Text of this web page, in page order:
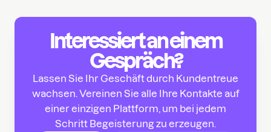
Interessiert an einem
Gespräch?
Lassen Sie Ihr Geschäft durch Kundentreue
wachsen. Vereinen Sie alle Ihre Kontakte auf
einer einzigen Plattform, um bei jedem
Schritt Begeisterung zu erzeugen.